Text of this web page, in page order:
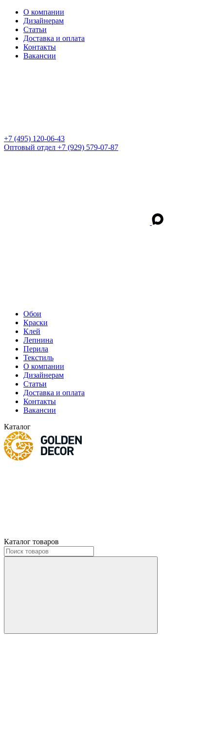
О компании
Дизайнерам
Статьи
Доставка и оплата
Контакты
Вакансии
+7 (495) 120-06-43
Оптовый отдел +7 (929) 579-07-87
Обои
Краски
Клей
Лепнина
Перила
Текстиль
О компании
Дизайнерам
Статьи
Доставка и оплата
Контакты
Вакансии
Каталог
Каталог товаров